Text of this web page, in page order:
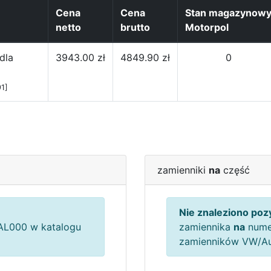
Cena
netto
Cena
brutto
Stan magazynowy
Motorpol
3943.00 zł 4849.90 zł 0
w katalogu
zamienniki na część
Nie znaleziono
zamiennika na
zamienników VW/